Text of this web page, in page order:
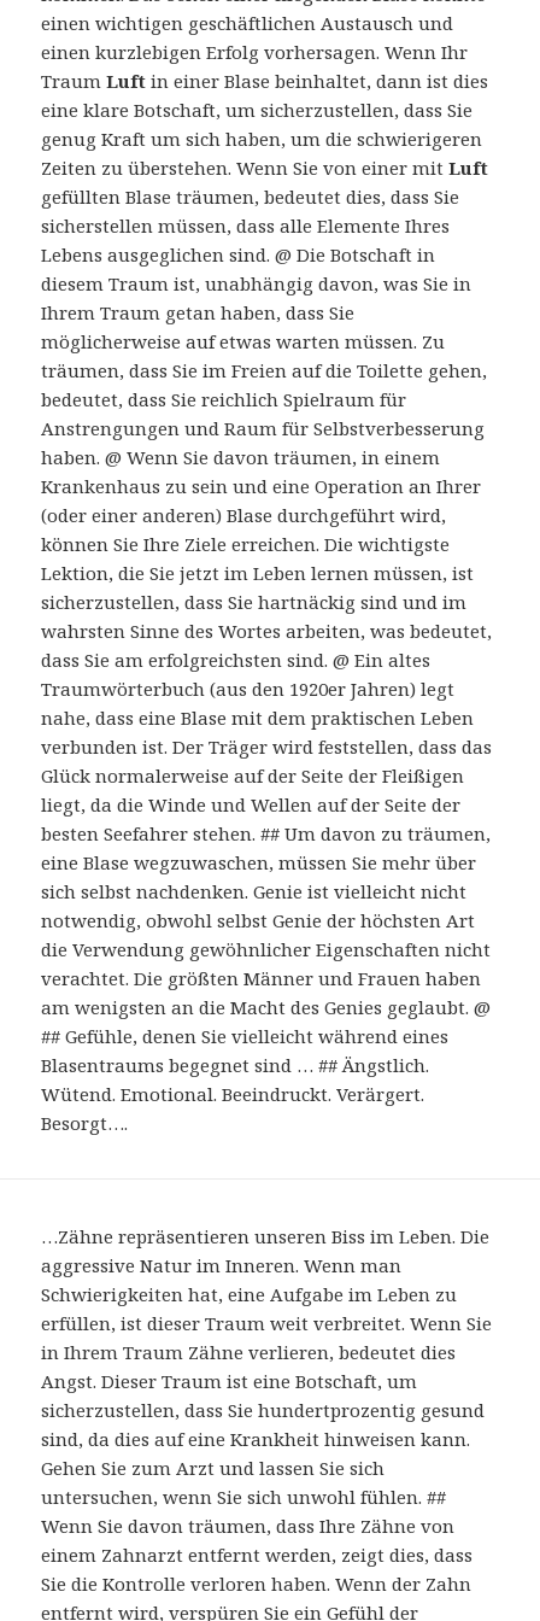
einen wichtigen geschäftlichen Austausch und
einen kurzlebigen Erfolg vorhersagen. Wenn Ihr
TraumLuft in einer Blase beinhaltet, dann ist dies
eine klare Botschaft, um sicherzustellen, dass Sie
genug Kraft um sich haben, um die schwierigeren
Zeiten zu überstehen. Wenn Sie von einer mitLuft
gefüllten Blase träumen, bedeutet dies, dass Sie
sicherstellen müssen, dass alle Elemente Ihres
Lebens ausgeglichen sind. @ Die Botschaft in
diesem Traum ist, unabhängig davon, was Sie in
Ihrem Traum getan haben, dass Sie
möglicherweise auf etwas warten müssen. Zu
träumen, dass Sie im Freien auf die Toilette gehen,
bedeutet, dass Sie reichlich Spielraum für
Anstrengungen und Raum für Selbstverbesserung
haben. @ Wenn Sie davon träumen, in einem
Krankenhaus zu sein und eine Operation an Ihrer
(oder einer anderen) Blase durchgeführt wird,
können Sie Ihre Ziele erreichen. Die wichtigste
Lektion, die Sie jetzt im Leben lernen müssen, ist
sicherzustellen, dass Sie hartnäckig sind und im
wahrsten Sinne des Wortes arbeiten, was bedeutet,
dass Sie am erfolgreichsten sind. @ Ein altes
Traumwörterbuch (aus den 1920er Jahren) legt
nahe, dass eine Blase mit dem praktischen Leben
verbunden ist. Der Träger wird feststellen, dass das
Glück normalerweise auf der Seite der Fleißigen
liegt, da die Winde und Wellen auf der Seite der
besten Seefahrer stehen. ## Um davon zu träumen,
eine Blase wegzuwaschen, müssen Sie mehr über
sich selbst nachdenken. Genie ist vielleicht nicht
notwendig, obwohl selbst Genie der höchsten Art
die Verwendung gewöhnlicher Eigenschaften nicht
verachtet. Die größten Männer und Frauen haben
am wenigsten an die Macht des Genies geglaubt. @
## Gefühle, denen Sie vielleicht während eines
Blasentraums begegnet sind … ## Ängstlich.
Wütend. Emotional. Beeindruckt. Verärgert.
Besorgt….
…Zähne repräsentieren unseren Biss im Leben. Die
aggressive Natur im Inneren. Wenn man
Schwierigkeiten hat, eine Aufgabe im Leben zu
erfüllen, ist dieser Traum weit verbreitet. Wenn Sie
in Ihrem Traum Zähne verlieren, bedeutet dies
Angst. Dieser Traum ist eine Botschaft, um
sicherzustellen, dass Sie hundertprozentig gesund
sind, da dies auf eine Krankheit hinweisen kann.
Gehen Sie zum Arzt und lassen Sie sich
untersuchen, wenn Sie sich unwohl fühlen. ##
Wenn Sie davon träumen, dass Ihre Zähne von
einem Zahnarzt entfernt werden, zeigt dies, dass
Sie die Kontrolle verloren haben. Wenn der Zahn
entfernt wird, verspüren Sie ein Gefühl der